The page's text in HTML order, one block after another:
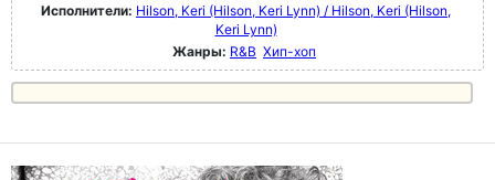
Исполнители: Hilson, Keri (Hilson, Keri Lynn) / Hilson, Keri (Hilson,
Keri Lynn)
Жанры: R&B Хип-хоп